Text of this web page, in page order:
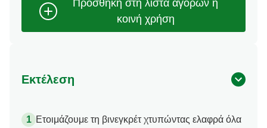
Εκτέλεση
Ετοιμάζουμε τη βινεγκρέτ χτυπώντας ελαφρά όλα